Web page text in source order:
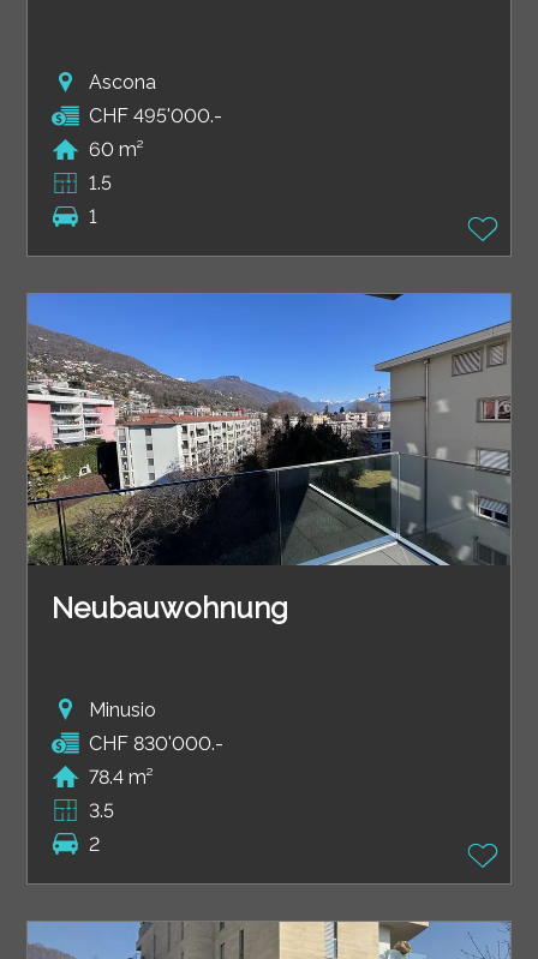
Ascona
CHF 495'000.-
60 m²
1.5
1
Neubauwohnung
Minusio
CHF 830'000.-
78.4 m²
3.5
2